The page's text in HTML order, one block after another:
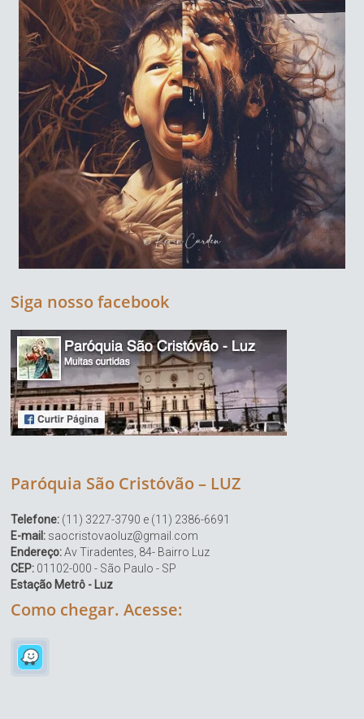
Siga nosso facebook
Paróquia São Cristóvão – LUZ
Telefone: (11) 3227-3790 e (11) 2386-6691
E-mail: saocristovaoluz@gmail.com
Endereço:Av Tiradentes, 84- Bairro Luz
CEP: 01102-000 - São Paulo - SP
Estação Metrô - Luz
Como chegar. Acesse: